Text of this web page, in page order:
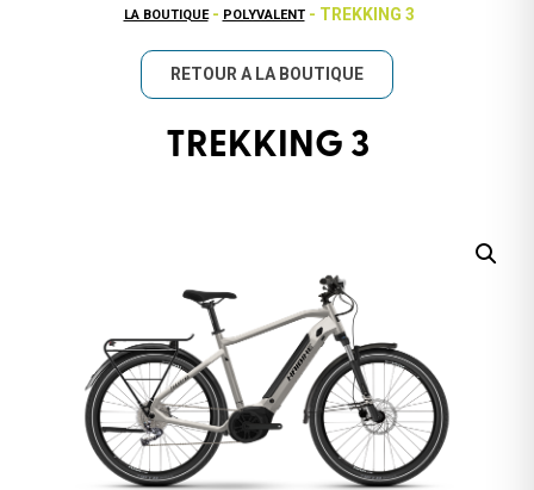
LA BOUTIQUE - POLYVALENT - TREKKING 3
RETOUR A LA BOUTIQUE
TREKKING 3